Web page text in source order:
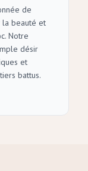
de
la beauté et
Notre
désir
et
battus.